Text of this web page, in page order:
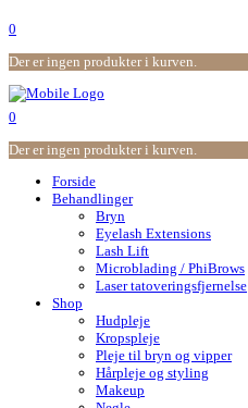
0
Der er ingen produkter i kurven.
0
Der er ingen produkter i kurven.
Forside
Behandlinger
Bryn
Eyelash Extensions
Lash Lift
Microblading / PhiBrows
Laser tatoveringsfjernelse
Shop
Hudpleje
Kropspleje
Pleje til bryn og vipper
Hårpleje og styling
Makeup